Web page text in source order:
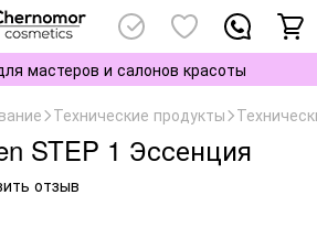
мастеров и салонов красоты
Технические продукты
STEP 1 Эссенция
отзыв